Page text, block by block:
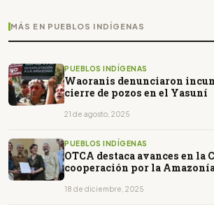
MÁS EN PUEBLOS INDÍGENAS
PUEBLOS INDÍGENAS
Waoranis denunciaron
cierre de pozos en el Yasuní
21 de agosto, 2025
PUEBLOS INDÍGENAS
OTCA destaca avances en la
cooperación por la
18 de diciembre, 2025